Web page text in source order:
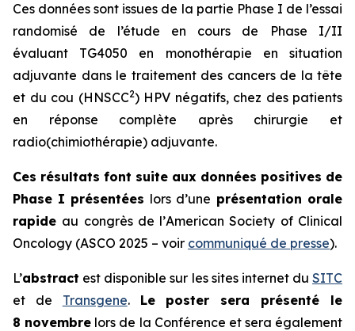
Ces données sont issues de la partie Phase I de l’essai
randomisé de l’étude en cours de Phase I/II
évaluant TG4050 en monothérapie en situation
adjuvante dans le traitement des cancers de la tête
et du cou (HNSCC2)HPV négatifs, chez des patients
en réponse complète après chirurgie et
radio(chimiothérapie) adjuvante.
Ces résultats font suite aux données positives de
Phase I présentées lors d’une présentation orale
rapide au congrès de l’American Society of Clinical
Oncology (ASCO 2025 – voir communiqué de presse).
L’abstract est disponible sur les sites internet du SITC
et de Transgene. Le poster sera présenté le
8 novembre lors de la Conférence et sera également